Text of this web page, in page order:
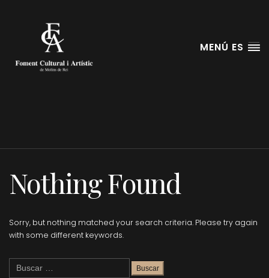
MENÚ ES
Nothing Found
Sorry, but nothing matched your search criteria. Please try again
with some different keywords.
Buscar: